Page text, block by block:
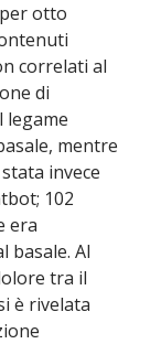
otto
correlati al
di
legame
mentre
invece
102
era
basale. Al
tra il
è rivelata